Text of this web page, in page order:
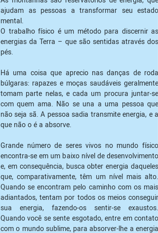
ajudam as pessoas a transformar seu estado
mental.
O trabalho físico é um método para discernir as
energias da Terra – que são sentidas através dos
pés.
Há uma coisa que aprecio nas danças de roda
búlgaras: rapazes e moças saudáveis geralmente
tomam parte nelas, e cada um procura juntar-se
com quem ama. Não se una a uma pessoa que
não seja sã. A pessoa sadia transmite energia, e a
que não o é a absorve.
Grande número de seres vivos no mundo físico
encontra-se em um baixo nível de desenvolvimento
e, em consequência, busca obter energia daqueles
que, comparativamente, têm um nível mais alto.
Quando se encontram pelo caminho com os mais
adiantados, tentam por todos os meios conseguir
sua energia, fazendo-os sentir-se exaustos.
Quando você se sente esgotado, entre em contato
com o mundo sublime, para absorver-lhe a energia